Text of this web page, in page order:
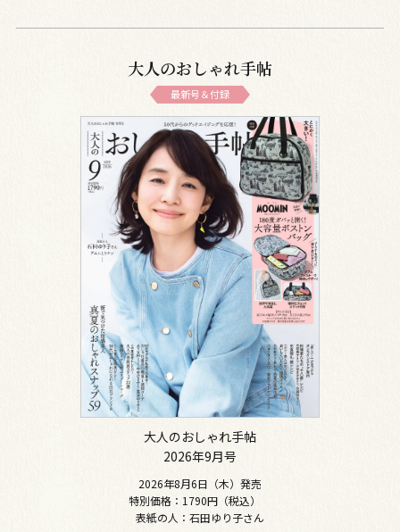
大人のおしゃれ手帖
最新号＆付録
大人のおしゃれ手帖
2026年9月号
2026年8月6日（木）発売
特別価格：1790円（税込）
表紙の人：石田ゆり子さん